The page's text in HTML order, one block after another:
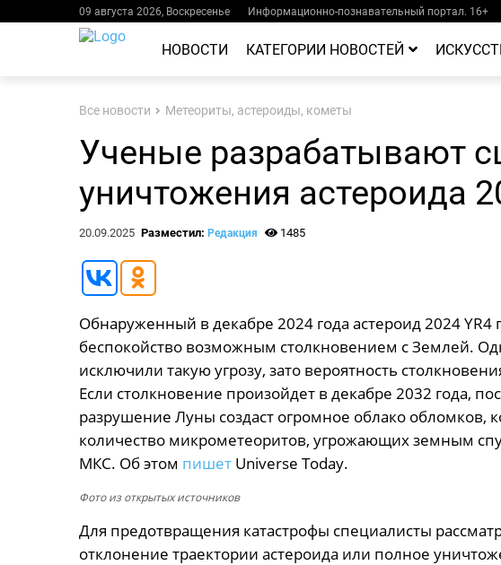
09 августа 2026, Воскресенье Информационно-познавательный портал. 16+
НОВОСТИ КАТЕГОРИИ НОВОСТЕЙ
Все новости Метеориты, астероиды, кометы
Ученые разрабатывают
уничтожения астероида
20.09.2025 Разместил: Редакция 1485
Обнаруженный в декабре 2024 года астероид 2024
беспокойство возможным столкновением с Землей.
исключили такую угрозу, зато вероятность
Если столкновение произойдет в декабре 2032 года,
разрушение Луны создаст огромное облако обломков,
количество микрометеоритов, угрожающих земным
МКС. Об этом пишетUniverse Today.
Фото из открытых источников
Для предотвращения катастрофы специалисты
отклонение траектории астероида или полное